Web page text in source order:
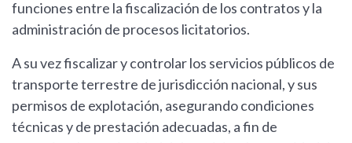
funciones entre la fiscalización de los contratos y la
administración de procesos licitatorios.
A su vez fiscalizar y controlar los servicios públicos de
transporte terrestre de jurisdicción nacional, y sus
permisos de explotación, asegurando condiciones
técnicas y de prestación adecuadas, a fin de